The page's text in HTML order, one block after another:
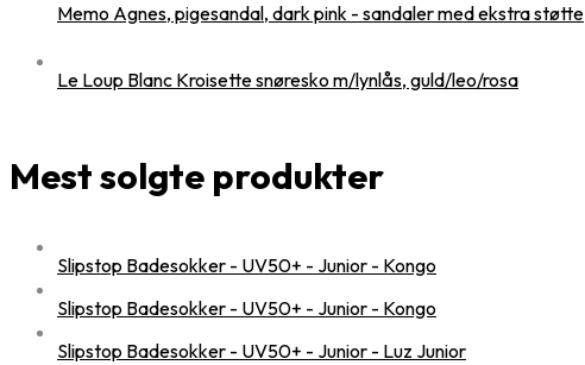
Memo Agnes, pigesandal, dark pink - sandaler med ekstra støtte
Le Loup Blanc Kroisette snøresko m/lynlås, guld/leo/rosa
Mest solgte produkter
Slipstop Badesokker - UV50+ - Junior - Kongo
Slipstop Badesokker - UV50+ - Junior - Kongo
Slipstop Badesokker - UV50+ - Junior - Luz Junior